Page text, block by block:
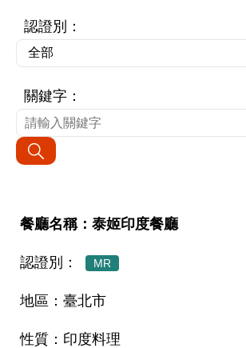
認證別：
關鍵字：
泰姬印度餐廳
MR
臺北市
印度料理